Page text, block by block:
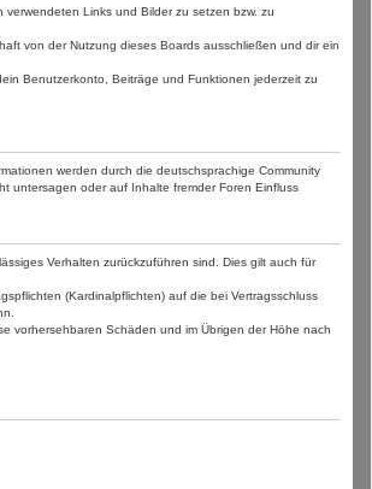
Links und Bilder zu setzen bzw. zu
von der Nutzung dieses Boards ausschließen und dir ein
Benutzerkonto, Beiträge und Funktionen jederzeit zu
werden durch die deutschsprachige Community
untersagen oder auf Inhalte fremder Foren Einfluss
Verhalten zurückzuführen sind. Dies gilt auch für
(Kardinalpflichten) auf die bei Vertragsschluss
vorhersehbaren Schäden und im Übrigen der Höhe nach